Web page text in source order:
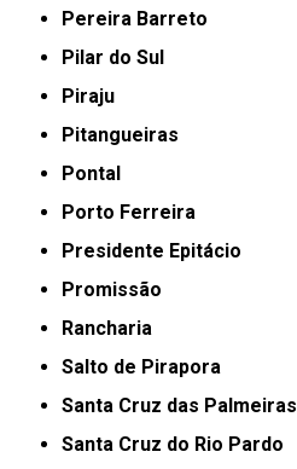
Pereira Barreto
Pilar do Sul
Piraju
Pitangueiras
Pontal
Porto Ferreira
Presidente Epitácio
Promissão
Rancharia
Salto de Pirapora
Santa Cruz das Palmeiras
Santa Cruz do Rio Pardo